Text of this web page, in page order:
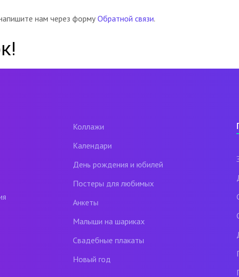
нам через форму Обратной связи.
Коллажи
Календари
День рождения и юбилей
Постеры для любимых
Анкеты
Малыши на шариках
Свадебные плакаты
Новый год